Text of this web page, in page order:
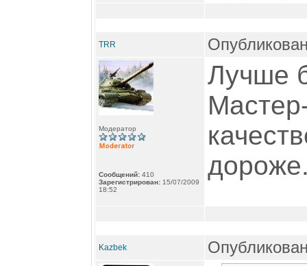
TRR
Модератор
Сообщений: 410
Зарегистрирован: 15/07/2009
18:52
Лучше
Kazbek